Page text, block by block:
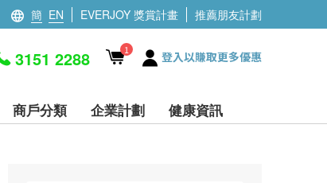
簡 EN EVERJOY 獎賞計畫 推薦朋友計劃
3151 2288 1 登入以賺取更多優惠
商戶分類 企業計劃 健康資訊